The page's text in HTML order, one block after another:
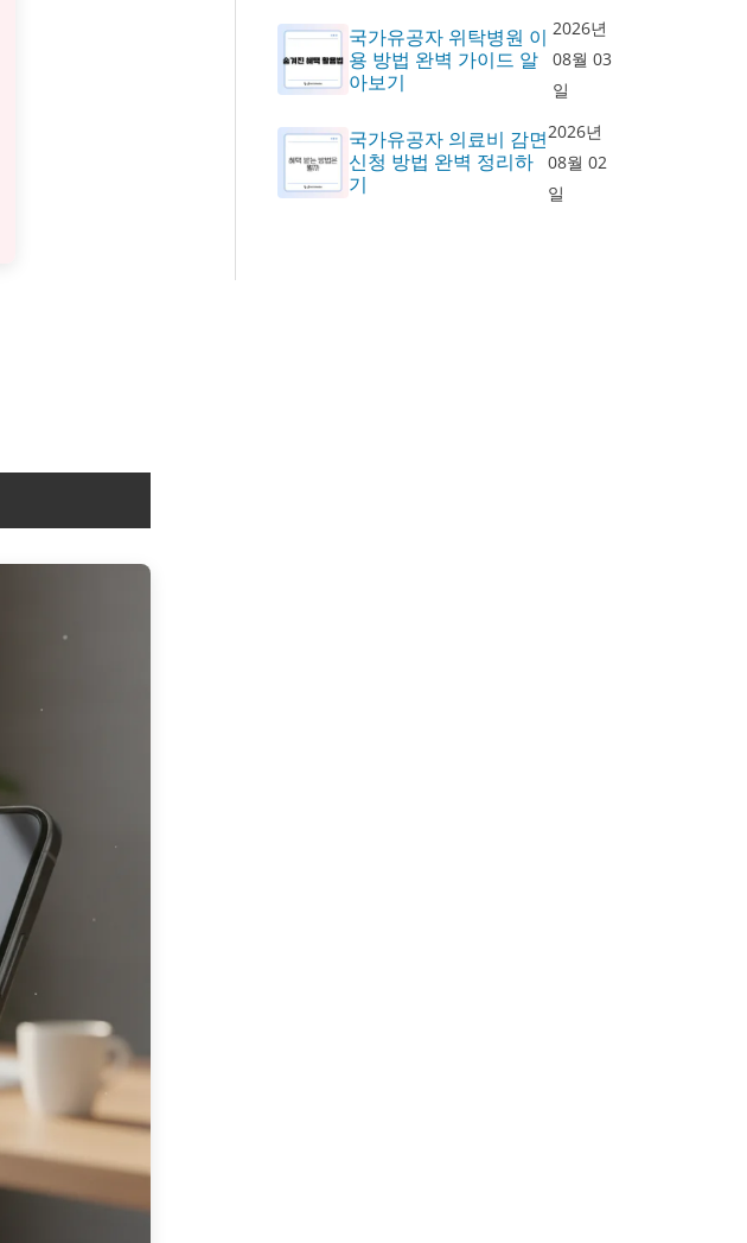
국가유공자 위탁병원 이
용 방법 완벽 가이드 알
아보기
2026년
08월 03
일
국가유공자 의료비 감면
신청 방법 완벽 정리하
기
2026년
08월 02
일